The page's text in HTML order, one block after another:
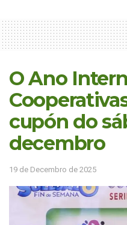
O Ano
cupón do
decembro
19 de Decembro de 2025